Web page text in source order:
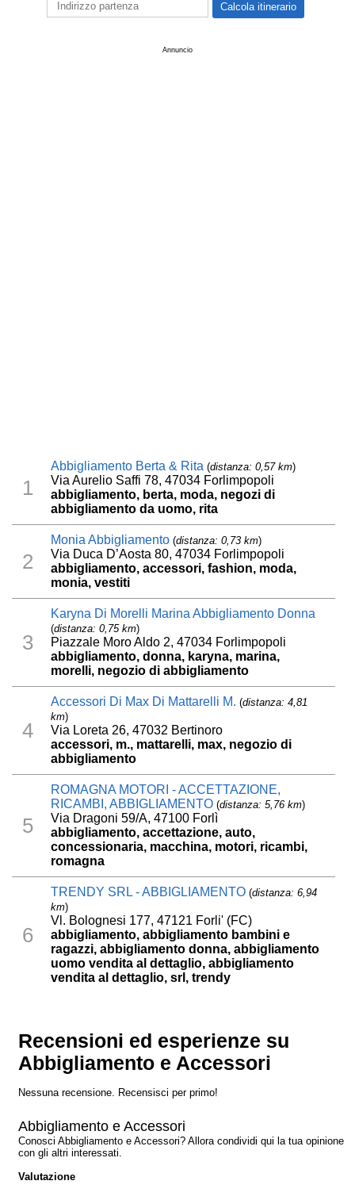
Annuncio
1
Abbigliamento Berta & Rita (distanza: 0,57 km)
Via Aurelio Saffi 78, 47034 Forlimpopoli
abbigliamento, berta, moda, negozi di
abbigliamento da uomo, rita
2
Monia Abbigliamento (distanza: 0,73 km)
Via Duca D’Aosta 80, 47034 Forlimpopoli
abbigliamento, accessori, fashion, moda,
monia, vestiti
3
Karyna Di Morelli Marina Abbigliamento Donna
(distanza: 0,75 km)
Piazzale Moro Aldo 2, 47034 Forlimpopoli
abbigliamento, donna, karyna, marina,
morelli, negozio di abbigliamento
4
Accessori Di Max Di Mattarelli M. (distanza: 4,81
km)
Via Loreta 26, 47032 Bertinoro
accessori, m., mattarelli, max, negozio di
abbigliamento
5
ROMAGNA MOTORI - ACCETTAZIONE,
RICAMBI, ABBIGLIAMENTO (distanza: 5,76 km)
Via Dragoni 59/A, 47100 Forlì
abbigliamento, accettazione, auto,
concessionaria, macchina, motori, ricambi,
romagna
6
TRENDY SRL - ABBIGLIAMENTO (distanza: 6,94
km)
Vl. Bolognesi 177, 47121 Forli' (FC)
abbigliamento, abbigliamento bambini e
ragazzi, abbigliamento donna, abbigliamento
uomo vendita al dettaglio, abbigliamento
vendita al dettaglio, srl, trendy
Recensioni ed esperienze su
Abbigliamento e Accessori
Nessuna recensione. Recensisci per primo!
Abbigliamento e Accessori
Conosci Abbigliamento e Accessori? Allora condividi qui la tua opinione
con gli altri interessati.
Valutazione